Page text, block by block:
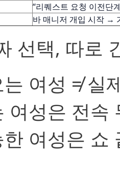
“리퀘스트 요청 이전단
바 매니저 개입 시작 →
선택, 따로
여성 ≠ 실
여성은 전속
여성은 쇼